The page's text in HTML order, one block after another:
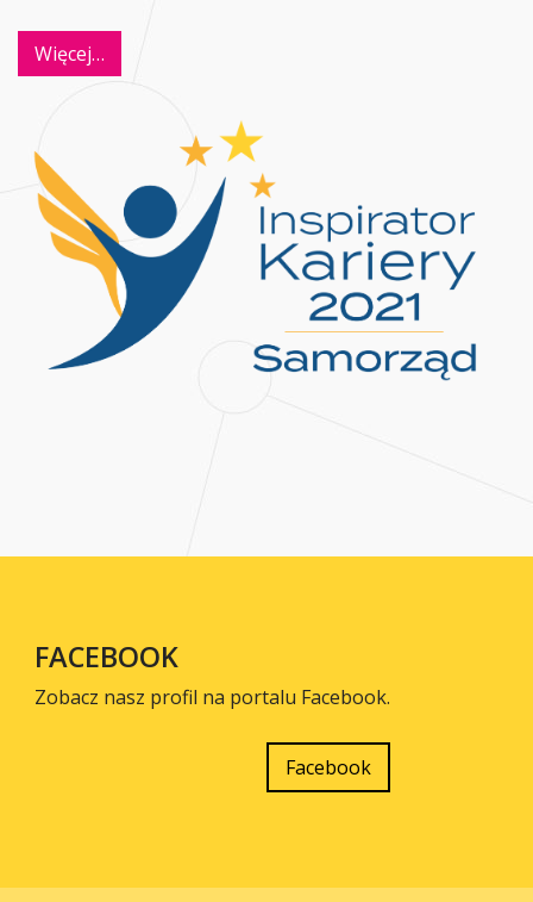
Więcej…
FACEBOOK
Zobacz nasz profil na portalu Facebook.
Facebook